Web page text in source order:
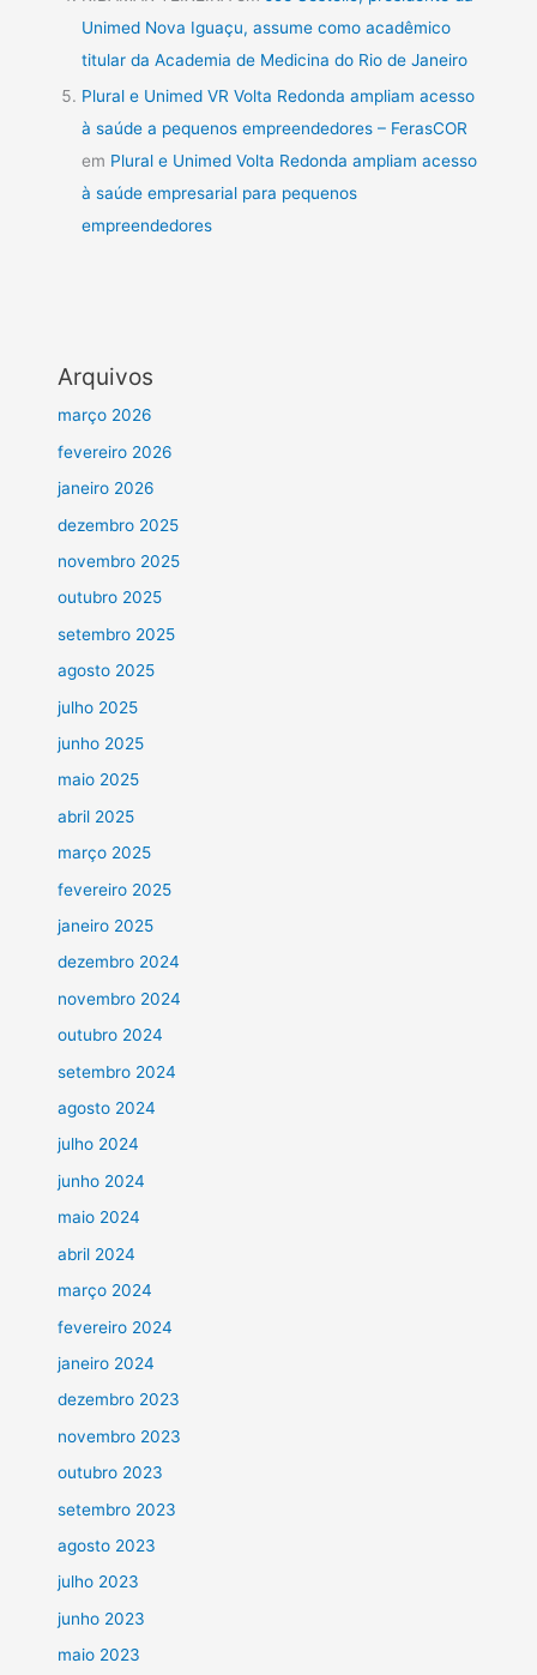
Unimed Nova Iguaçu, assume como acadêmico
titular da Academia de Medicina do Rio de Janeiro
Plural e Unimed VR Volta Redonda ampliam acesso
à saúde a pequenos empreendedores – FerasCOR
em Plural e Unimed Volta Redonda ampliam acesso
à saúde empresarial para pequenos
empreendedores
Arquivos
março 2026
fevereiro 2026
janeiro 2026
dezembro 2025
novembro 2025
outubro 2025
setembro 2025
agosto 2025
julho 2025
junho 2025
maio 2025
abril 2025
março 2025
fevereiro 2025
janeiro 2025
dezembro 2024
novembro 2024
outubro 2024
setembro 2024
agosto 2024
julho 2024
junho 2024
maio 2024
abril 2024
março 2024
fevereiro 2024
janeiro 2024
dezembro 2023
novembro 2023
outubro 2023
setembro 2023
agosto 2023
julho 2023
junho 2023
maio 2023